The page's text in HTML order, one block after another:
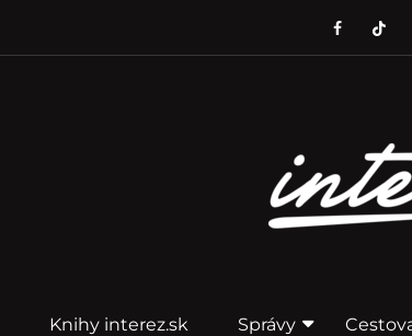
Knihy interez.sk Správy